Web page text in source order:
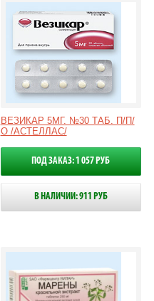
ВЕЗИКАР 5МГ. №30 ТАБ. П/П/
О /АСТЕЛЛАС/
ПОД ЗАКАЗ: 1 057 РУБ
В НАЛИЧИИ: 911 РУБ